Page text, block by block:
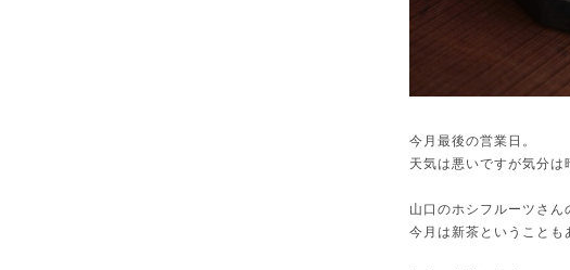
今月最後の営業日。
天気は悪いですが気分は
山口のホシフルーツさん
今月は新茶ということも